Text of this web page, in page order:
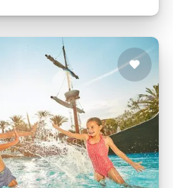
Hotel El Paso
TUI